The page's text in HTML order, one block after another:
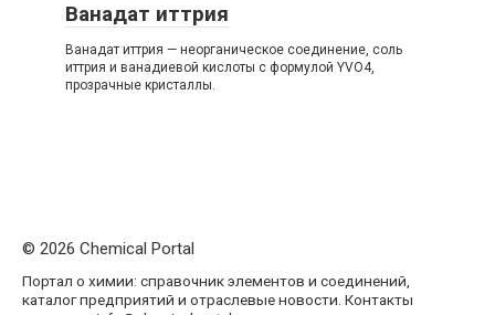
Ванадат иттрия
Ванадат иттрия — неорганическое соединение, соль
иттрия и ванадиевой кислоты с формулой YVO4,
прозрачные кристаллы.
© 2026 Chemical Portal
Портал о химии: справочник элементов и соединений,
каталог предприятий и отраслевые новости. Контакты